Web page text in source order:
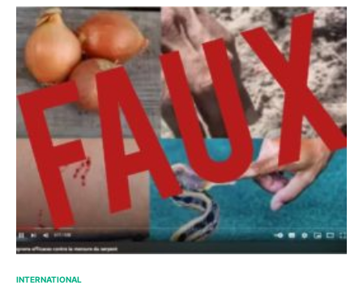
INTERNATIONAL